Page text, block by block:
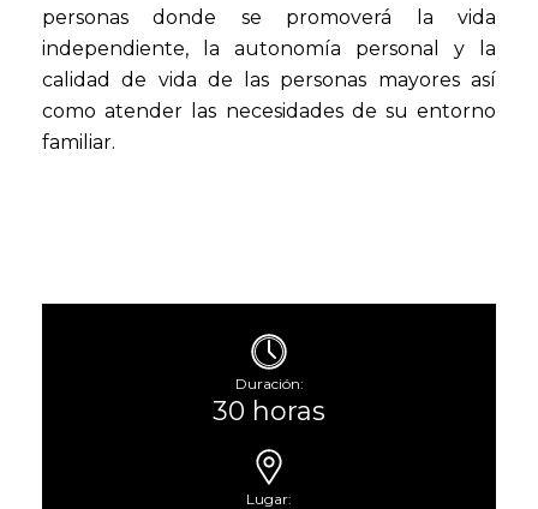
personas donde se promoverá la vida
independiente, la autonomía personal y la
calidad de vida de las personas mayores así
como atender las necesidades de su entorno
familiar.
Duración:
30 horas
Lugar: